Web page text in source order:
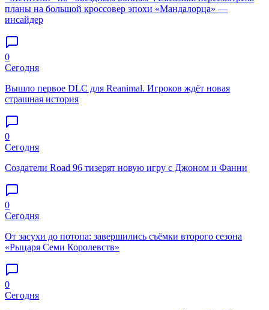
планы на большой кроссовер эпохи «Мандалорца» —
инсайдер
0
Сегодня
Вышло первое DLC для Reanimal. Игроков ждёт новая
страшная история
0
Сегодня
Создатели Road 96 тизерят новую игру с Джоном и Фанни
0
Сегодня
От засухи до потопа: завершились съёмки второго сезона
«Рыцаря Семи Королевств»
0
Сегодня